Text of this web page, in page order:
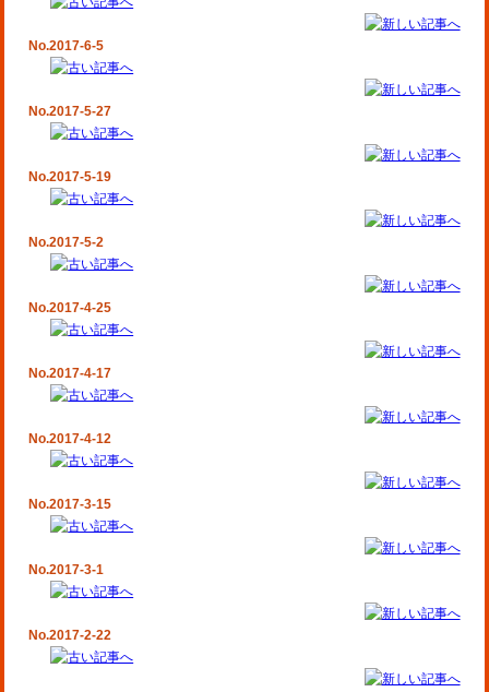
No.2017-6-5
No.2017-5-27
No.2017-5-19
No.2017-5-2
No.2017-4-25
No.2017-4-17
No.2017-4-12
No.2017-3-15
No.2017-3-1
No.2017-2-22